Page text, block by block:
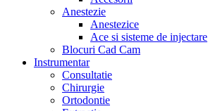
Anestezie
Anestezice
Ace si sisteme de injectare
Blocuri Cad Cam
Instrumentar
Consultatie
Chirurgie
Ortodontie